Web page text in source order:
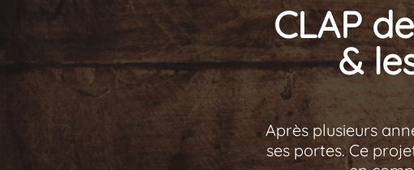
CLAP
&
Après plusieurs
ses portes. Ce